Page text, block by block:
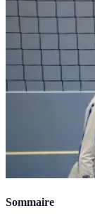
Sommaire